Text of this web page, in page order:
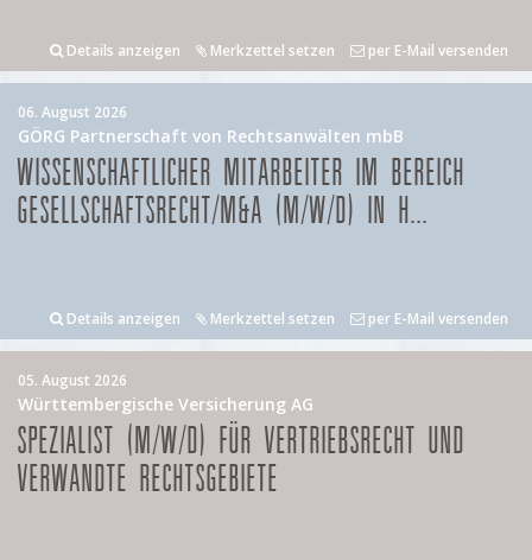
Details anzeigen Merkzettel setzen per E-Mail versenden
06. August 2026
GÖRG Partnerschaft von Rechtsanwälten mbB
WISSENSCHAFTLICHER MITARBEITER IM BEREICH
GESELLSCHAFTSRECHT/M&A (M/W/D) IN H...
Details anzeigen Merkzettel setzen per E-Mail versenden
05. August 2026
Württembergische Versicherung AG
SPEZIALIST (M/W/D) FÜR VERTRIEBSRECHT UND
VERWANDTE RECHTSGEBIETE